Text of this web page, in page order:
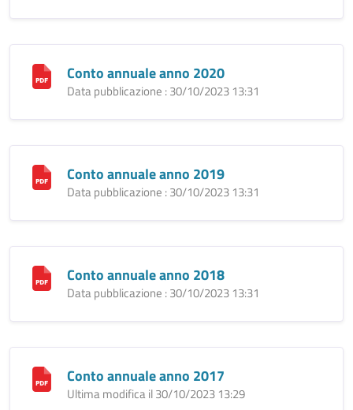
Conto annuale anno 2020
Data pubblicazione : 30/10/2023 13:31
Conto annuale anno 2019
Data pubblicazione : 30/10/2023 13:31
Conto annuale anno 2018
Data pubblicazione : 30/10/2023 13:31
Conto annuale anno 2017
Ultima modifica il 30/10/2023 13:29